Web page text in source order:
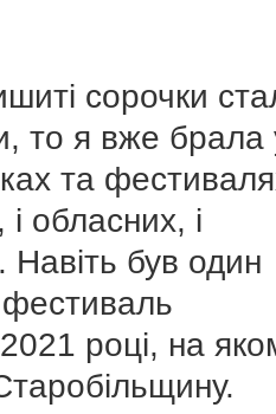
сорочки
то я вже брала
та
обласних, і
Навіть був один
році, на